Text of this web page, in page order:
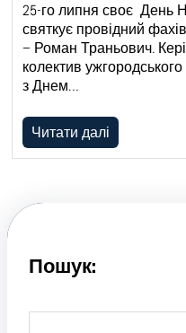
25-го липня своє День
святкує провідний
– Роман Траньович.
колектив
з Днем…
Читати далі
Пошук: